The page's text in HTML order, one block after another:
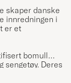
skaper danske
innredningen i
er et
bomull
sengetøy. Deres
finish. Alt